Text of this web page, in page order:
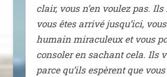
clair, vous n’en vou­lez pas.
vous êtes arri­vé jus­qu’i­ci,
humain mira­cu­leux et vous
conso­ler en sachant cela. Ils
parce qu’ils espèrent que